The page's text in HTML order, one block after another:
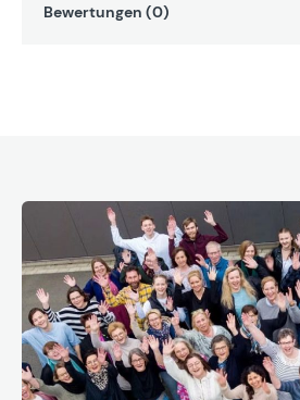
Bewertungen (0)